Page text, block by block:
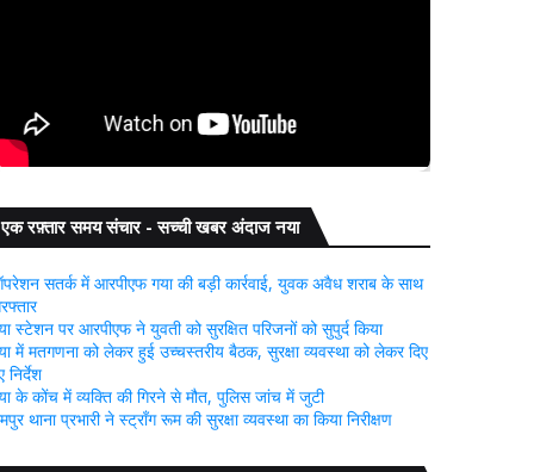
एक रफ़्तार समय संचार - सच्ची खबर अंदाज नया
सतर्क में आरपीएफ गया की बड़ी कार्रवाई, युवक अवैध शराब के साथ
स्टेशन पर आरपीएफ ने युवती को सुरक्षित परिजनों को सुपुर्द किया
में मतगणना को लेकर हुई उच्चस्तरीय बैठक, सुरक्षा व्यवस्था को लेकर दिए
निर्देश
के कोंच में व्यक्ति की गिरने से मौत, पुलिस जांच में जुटी
थाना प्रभारी ने स्ट्रॉंग रूम की सुरक्षा व्यवस्था का किया निरीक्षण